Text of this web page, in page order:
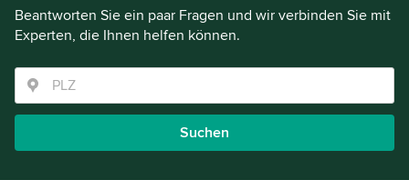
Beantworten Sie ein paar Fragen und wir verbinden Sie mit
Experten, die Ihnen helfen können.
Suchen